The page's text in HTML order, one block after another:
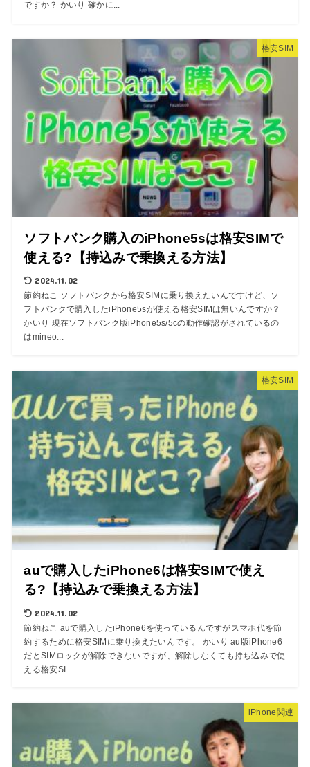
ですか？ かいり 確かに...
格安SIM
ソフトバンク購入のiPhone5sは格安SIMで
使える?【持込みで乗換える方法】
2024.11.02
節約ねこ ソフトバンクから格安SIMに乗り換えたいんですけど、ソ
フトバンクで購入したiPhone5sが使える格安SIMは無いんですか？
かいり 現在ソフトバンク版iPhone5s/5cの動作確認がされているの
はmineo...
格安SIM
auで購入したiPhone6は格安SIMで使え
る?【持込みで乗換える方法】
2024.11.02
節約ねこ auで購入したiPhone6を使っているんですがスマホ代を節
約するために格安SIMに乗り換えたいんです。 かいり au版iPhone6
だとSIMロックが解除できないですが、解除しなくても持ち込みで使
える格安SI...
iPhone関連